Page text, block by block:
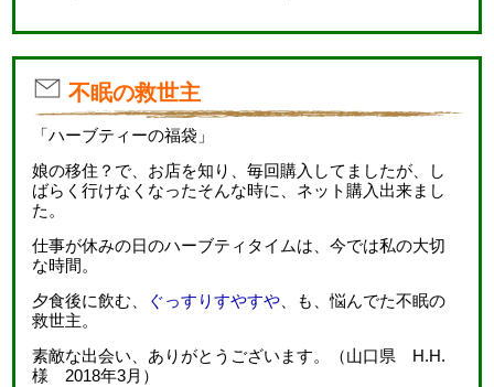
不眠の救世主
「ハーブティーの福袋」
娘の移住？で、お店を知り、毎回購入してましたが、し
ばらく行けなくなったそんな時に、ネット購入出来まし
た。
仕事が休みの日のハーブティタイムは、今では私の大切
な時間。
夕食後に飲む、
ぐっすりすやすや 、も、悩んでた不眠の
救世主。
素敵な出会い、ありがとうございます。（山口県 H.H.
様 2018年3月）